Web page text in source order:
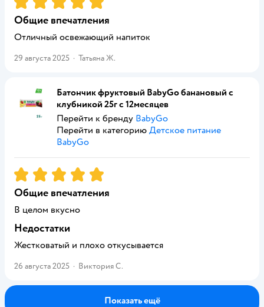
Общие впечатления
Отличный освежающий напиток
29 августа 2025 · Татьяна Ж.
Батончик фруктовый BabyGo банановый с
клубникой 25г с 12месяцев
Перейти к бренду BabyGo
Перейти в категорию Детское питание
BabyGo
Рейтинг:5
Общие впечатления
В целом вкусно
Недостатки
Жестковатый и плохо откусывается
26 августа 2025 · Виктория С.
Показать ещё